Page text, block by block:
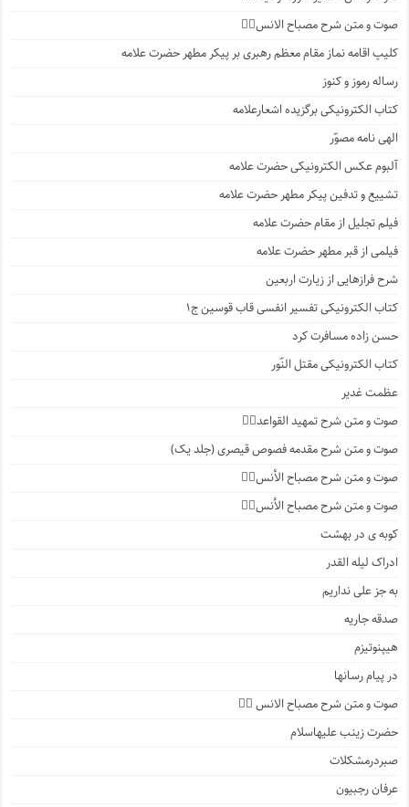
صوت و متن شرح مصباح الانس۸⃣
کلیپ اقامه نماز مقام معظم رهبری بر پیکر مطهر حضرت علامه
رساله رموز و کنوز
کتاب الکترونیکی برگزیده اشعارعلامه
الهی نامه مصوّر
آلبوم عکس الکترونیکی حضرت علامه
تشییع و تدفین پیکر مطهر حضرت علامه
فیلم تجلیل از مقام حضرت علامه
فیلمی از قبر مطهر حضرت علامه
شرح فرازهایی از زیارت اربعین
کتاب الکترونیکی تفسیر انفسی قاب قوسین ج۱
حسن زاده مسافرت کرد
کتاب الکترونیکی مقتل النّور
عظمت غدیر
صوت و متن شرح تمهید القواعد۱️⃣
صوت و متن شرح مقدمه فصوص قیصری (جلد یک)
صوت و متن شرح مصباح الأنس۷️⃣
صوت و متن شرح مصباح الأنس۶️⃣
کوبه ی در بهشت
ادراک لیله القدر
به جز علی نداریم
صدقه جاریه
هیپنوتیزم
در پیام رسانها
صوت و متن شرح مصباح الانس ۵️⃣
حضرت زینب علیهاسلام
صبردرمشکلات
عرفان رجبیون